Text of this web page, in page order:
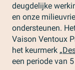
deugdelijke
en onze
ondersteunen.
Vaison Ventoux
het keurmerk
een periode van